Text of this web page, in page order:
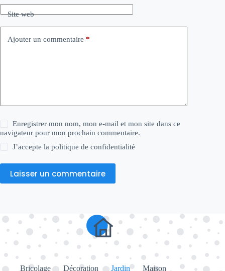
Site web
Ajouter un commentaire *
Enregistrer mon nom, mon e-mail et mon site dans ce
navigateur pour mon prochain commentaire.
J’accepte lapolitique de confidentialité
Laisser un commentaire
Bricolage Décoration Jardin Maison